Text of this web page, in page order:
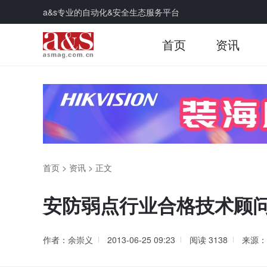
a&s专业的自动化&安全生态服务平台
首页 资讯
首页 > 资讯 > 正文
安防弱点行业合格技术顾
作者：余崇义 2013-06-25 09:23 阅读 3138 来源